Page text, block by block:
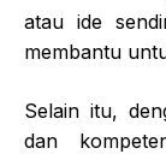
atau ide
membantu
Selain itu,
dan